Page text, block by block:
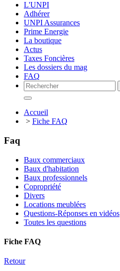
L'UNPI
Adhérer
UNPI Assurances
Prime Energie
La boutique
Actus
Taxes Foncières
Les dossiers du mag
FAQ
Accueil
> Fiche FAQ
Faq
Baux commerciaux
Baux d'habitation
Baux professionnels
Copropriété
Divers
Locations meublées
Questions-Réponses en vidéos
Toutes les questions
Fiche FAQ
Retour